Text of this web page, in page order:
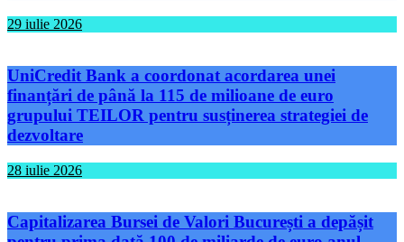
29 iulie 2026
UniCredit Bank a coordonat acordarea unei
finanțări de până la 115 de milioane de euro
grupului TEILOR pentru susținerea strategiei de
dezvoltare
28 iulie 2026
Capitalizarea Bursei de Valori București a depășit